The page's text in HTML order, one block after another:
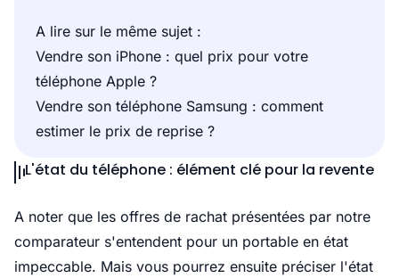
A lire sur le même sujet :
Vendre son iPhone : quel prix pour votre
téléphone Apple ?
Vendre son téléphone Samsung : comment
estimer le prix de reprise ?
L'état du téléphone : élément clé pour la revente
A noter que les offres de rachat présentées par notre
comparateur s'entendent pour un portable en état
impeccable. Mais vous pourrez ensuite préciser l'état